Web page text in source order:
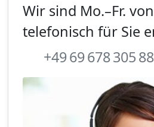
Wir sind Mo.–Fr.
telefonisch für Sie
+49 69 678 305